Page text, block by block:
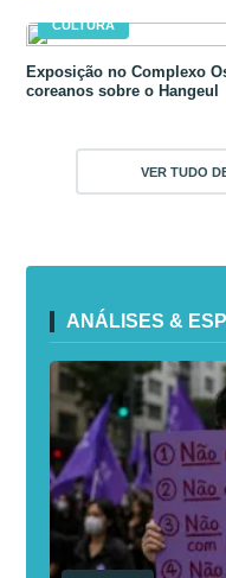
CULTURA
Exposição no Complexo
coreanos sobre o Hangeul
VER TUDO
ANÁLISES &